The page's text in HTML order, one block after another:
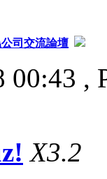
司交流論壇
00:43 ,
X3.2